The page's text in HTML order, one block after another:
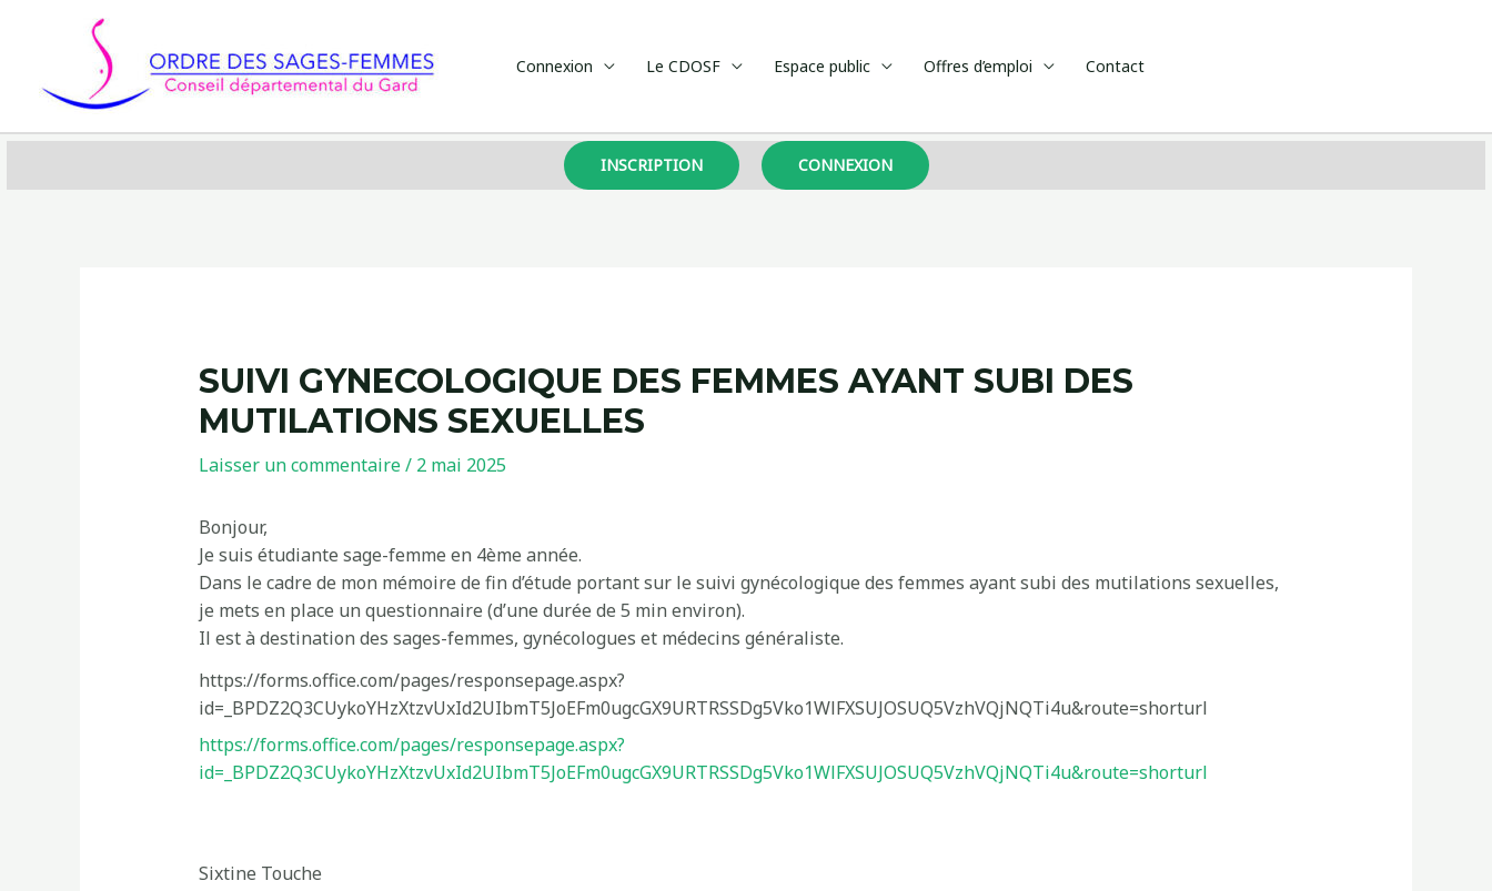
Connexion Le CDOSF Espace public Offres d’emploi Contact
INSCRIPTION CONNEXION
SUIVI GYNECOLOGIQUE DES FEMMES AYANT SUBI DES
MUTILATIONS SEXUELLES
Laisser un commentaire/ 2 mai 2025
Bonjour,
Je suis étudiante sage-femme en 4ème année.
Dans le cadre de mon mémoire de fin d’étude portant sur le suivi gynécologique des femmes ayant subi des mutilations sexuelles,
je mets en place un questionnaire (d’une durée de 5 min environ).
Il est à destination des sages-femmes, gynécologues et médecins généraliste.
https://forms.office.com/pages/responsepage.aspx?
id=_BPDZ2Q3CUykoYHzXtzvUxId2UIbmT5JoEFm0ugcGX9URTRSSDg5Vko1WlFXSUJOSUQ5VzhVQjNQTi4u&route=shorturl
https://forms.office.com/pages/responsepage.aspx?
id=_BPDZ2Q3CUykoYHzXtzvUxId2UIbmT5JoEFm0ugcGX9URTRSSDg5Vko1WlFXSUJOSUQ5VzhVQjNQTi4u&route=shorturl
Sixtine Touche